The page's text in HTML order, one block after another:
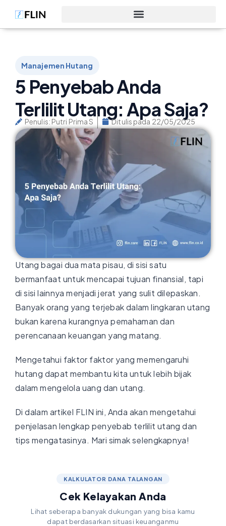
Manajemen Hutang
5 Penyebab Anda
Terlilit Utang: Apa Saja?
Penulis: Putri Prima S Ditulis pada 22/05/2025
Utang bagai dua mata pisau, di sisi satu
bermanfaat untuk mencapai tujuan finansial, tapi
di sisi lainnya menjadi jerat yang sulit dilepaskan.
Banyak orang yang terjebak dalam lingkaran utang
bukan karena kurangnya pemahaman dan
perencanaan keuangan yang matang.
Mengetahui faktor faktor yang memengaruhi
hutang dapat membantu kita untuk lebih bijak
dalam mengelola uang dan utang.
Di dalam artikel FLIN ini, Anda akan mengetahui
penjelasan lengkap penyebab terlilit utang dan
tips mengatasinya. Mari simak selengkapnya!
KALKULATOR DANA TALANGAN
Cek Kelayakan Anda
Lihat seberapa banyak dukungan yang bisa kamu
dapat berdasarkan situasi keuanganmu